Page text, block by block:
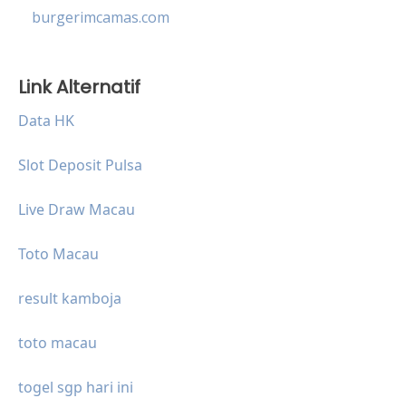
burgerimcamas.com
Link Alternatif
Data HK
Slot Deposit Pulsa
Live Draw Macau
Toto Macau
result kamboja
toto macau
togel sgp hari ini